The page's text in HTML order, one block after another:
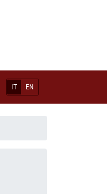
IT EN